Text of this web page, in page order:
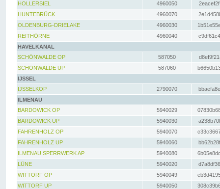
HOLLERSIEL
4960050
HUNTEBRÜCK
4960070
OLDENBURG-DRIELAKE
4960030
REITHÖRNE
4960040
HAVELKANAL
SCHÖNWALDE OP
587050
SCHÖNWALDE UP
587060
IJSSEL
IJSSELKOP
2790070
ILMENAU
BARDOWICK OP
5940029
BARDOWICK UP
5940030
FAHRENHOLZ OP
5940070
FAHRENHOLZ UP
5940060
ILMENAU SPERRWERK AP
5940080
LÜNE
5940020
WITTORF OP
5940049
WITTORF UP
5940050